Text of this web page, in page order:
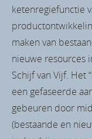
ketenregiefunctie
maken van
nieuwe resources
Schijf van Vijf. Het
een gefaseerde
gebeuren door
(bestaande en